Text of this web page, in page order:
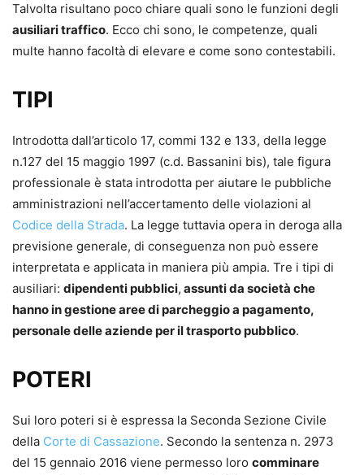
Talvolta risultano poco chiare quali sono le funzioni degli
ausiliari traffico. Ecco chi sono, le competenze, quali
multe hanno facoltà di elevare e come sono contestabili.
TIPI
Introdotta dall’articolo 17, commi 132 e 133, della legge
n.127 del 15 maggio 1997 (c.d. Bassanini bis), tale figura
professionale è stata introdotta per aiutare le pubbliche
amministrazioni nell’accertamento delle violazioni al
Codice della Strada. La legge tuttavia opera in deroga alla
previsione generale, di conseguenza non può essere
interpretata e applicata in maniera più ampia. Tre i tipi di
ausiliari: dipendenti pubblici, assunti da società che
hanno in gestione aree di parcheggio a pagamento,
personale delle aziende per il trasporto pubblico.
POTERI
Sui loro poteri si è espressa la Seconda Sezione Civile
della Corte di Cassazione. Secondo la sentenza n. 2973
del 15 gennaio 2016 viene permesso loro comminare